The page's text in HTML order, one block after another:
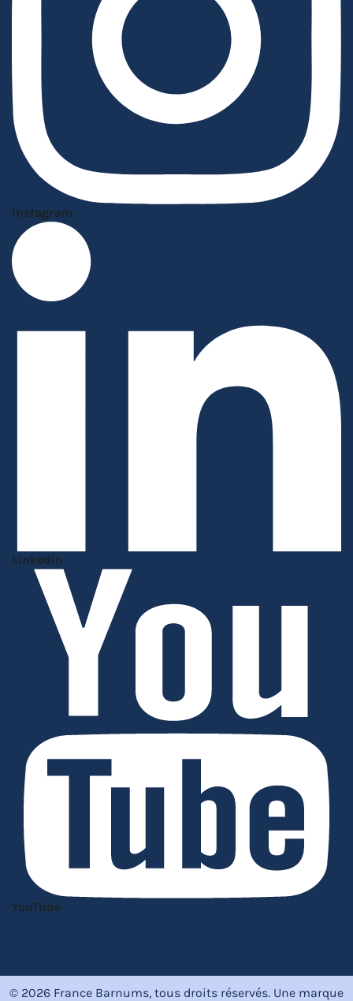
Instagram
Linkedin
YouTube
© 2026 France Barnums, tous droits réservés. Une marque